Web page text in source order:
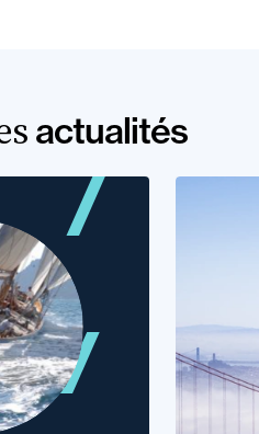
actualités